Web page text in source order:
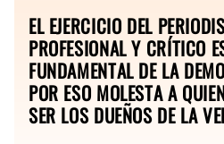
EL EJERCICIO DEL
PROFESIONAL Y CRÍTICO
FUNDAMENTAL DE LA
POR ESO MOLESTA A
SER LOS DUEÑOS DE LA